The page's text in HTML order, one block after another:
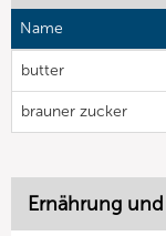
Name
butter
brauner zucker
Ernährung